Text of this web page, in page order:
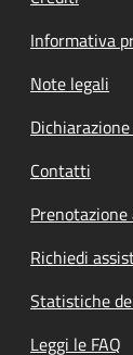
Informativa
Note legali
Contatti
Richiedi
Statistiche
Leggi le FAQ